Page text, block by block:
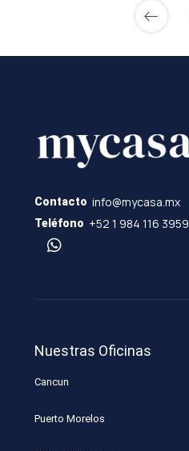
Contacto info@mycasa.mx
Teléfono +52 1 984 116 3959
Nuestras Oficinas
Cancun
Puerto Morelos